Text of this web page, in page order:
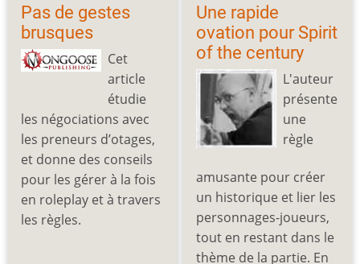
Pas de gestes
brusques
Cet
article
étudie
les négociations avec
les preneurs d’otages,
et donne des conseils
pour les gérer à la fois
en roleplay et à travers
les règles.
Une rapide
ovation pour Spirit
of the century
L'auteur
présente
une
règle
amusante pour créer
un historique et lier les
personnages-joueurs,
tout en restant dans le
thème de la partie. En